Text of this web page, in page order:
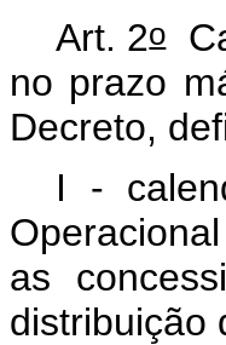
Art. 2o
no prazo
Decreto,
I -
as
distribuição